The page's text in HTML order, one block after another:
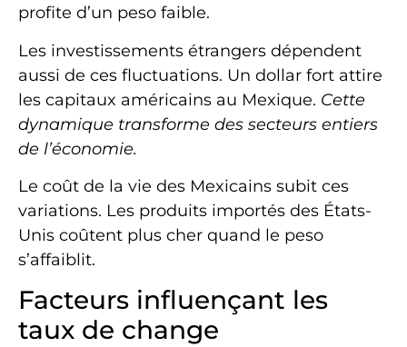
profite d’un peso faible.
Les investissements étrangers dépendent
aussi de ces fluctuations. Un dollar fort attire
les capitaux américains au Mexique. Cette
dynamique transforme des secteurs entiers
de l’économie.
Le coût de la vie des Mexicains subit ces
variations. Les produits importés des États-
Unis coûtent plus cher quand le peso
s’affaiblit.
Facteurs influençant les
taux de change